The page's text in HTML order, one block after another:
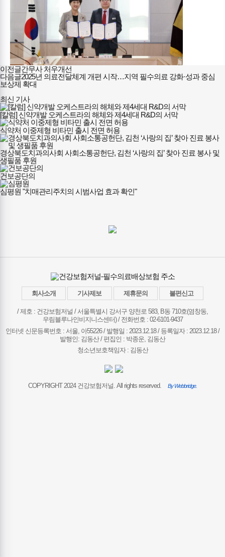
이전글간무사 처우개선
다음글2025년 의료전달체계 개편 시작…지역 필수의료 강화·성과 중심
보상제 확대
최신 기사
[칼럼] 신약개발 오케스트라의 해체와 제4세대 R&D의 서막
식약처 이중제형 비타민 출시 전면 허용
경상북도치과의사회 사회소통공헌단, 김천 ‘사랑의 집’ 찾아 진료 봉사 및
생필품 후원
건보공단의
심평원 "치매관리주치의 시범사업 효과 확인"
회사소개 기사제보 제휴문의 불편신고
/ 제호 : 건강보험저널 /서울특별시 강서구 양천로 583, B동 710호(염창동,
우림블루나인비지니스센터) / 전화번호 : 02-6101-9437
인터넷 신문등록번호 : 서울, 아55226 / 발행일 : 2023.12.18 / 등록일자 : 2023.12.18 /
발행인: 김동산 / 편집인 : 박종운, 김동산
청소년보호책임자 : 김동산
COPYRIGHT 2024 건강보험저널. All rights reserved. By Webbridge.